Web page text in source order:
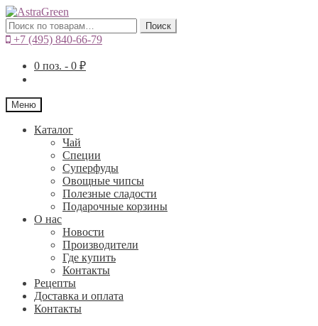
Искать: Поиск
+7 (495) 840-66-79
0 поз. - 0 ₽
Меню
Каталог
Чай
Специи
Cуперфуды
Овощные чипсы
Полезные сладости
Подарочные корзины
О нас
Новости
Производители
Где купить
Контакты
Рецепты
Доставка и оплата
Контакты